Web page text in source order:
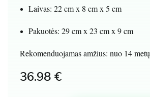
Laivas: 22 cm x 8 cm x 5 cm
Pakuotės: 29 cm x 23 cm x 9 cm
Rekomenduojamas amžius: nuo 14 metų
36.98 €